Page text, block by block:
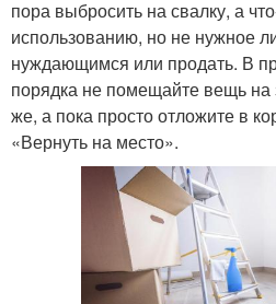
пора выбросить на свалку, а
использованию, но не нужное
нуждающимся или продать. В
порядка не помещайте вещь на
же, а пока просто отложите в
«Вернуть на место».